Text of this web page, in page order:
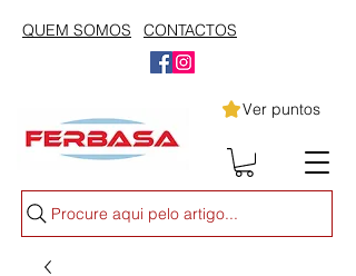
QUEM SOMOS CONTACTOS
Ver puntos
Procure aqui pelo artigo...